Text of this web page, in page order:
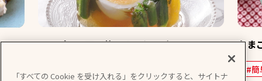
さっぱり！夏野菜とゆで卵のゼリーテリー
たま
#簡
「すべての Cookie を受け入れる」をクリックすると、サイトナ